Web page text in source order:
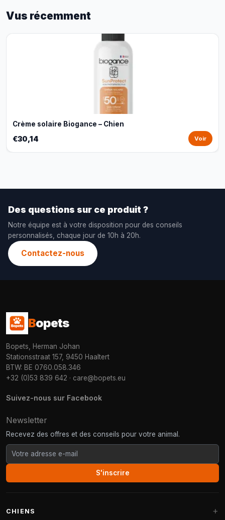
Vus récemment
Crème solaire Biogance – Chien
€30,14 Voir
Des questions sur ce produit ?
Notre équipe est à votre disposition pour des conseils
personnalisés, chaque jour de 10h à 20h.
Contactez-nous
Bopets
Bopets, Herman Johan
Stationsstraat 157, 9450 Haaltert
BTW: BE 0760.058.346
+32 (0)53 839 642 · care@bopets.eu
Suivez-nous sur Facebook
Newsletter
Recevez des offres et des conseils pour votre animal.
S'inscrire
CHIENS